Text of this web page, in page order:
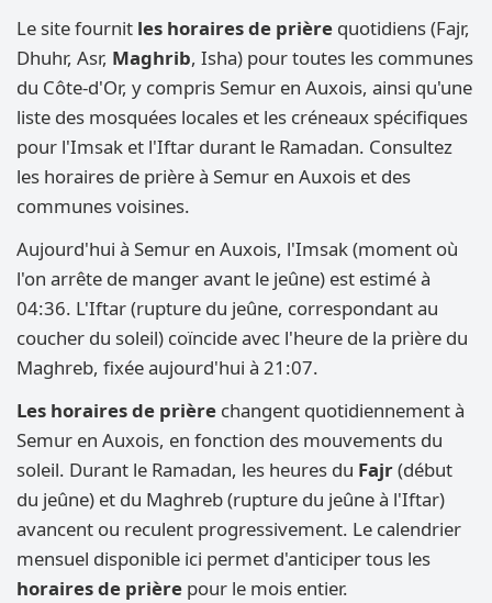
Le site fournit les horaires de prière quotidiens (Fajr,
Dhuhr, Asr, Maghrib, Isha) pour toutes les communes
du Côte-d'Or, y compris Semur en Auxois, ainsi qu'une
liste des mosquées locales et les créneaux spécifiques
pour l'Imsak et l'Iftar durant le Ramadan. Consultez
les horaires de prière à Semur en Auxois et des
communes voisines.
Aujourd'hui à Semur en Auxois, l'Imsak (moment où
l'on arrête de manger avant le jeûne) est estimé à
04:36. L'Iftar (rupture du jeûne, correspondant au
coucher du soleil) coïncide avec l'heure de la prière du
Maghreb, fixée aujourd'hui à 21:07.
Les horaires de prière changent quotidiennement à
Semur en Auxois, en fonction des mouvements du
soleil. Durant le Ramadan, les heures du Fajr(début
du jeûne) et du Maghreb (rupture du jeûne à l'Iftar)
avancent ou reculent progressivement. Le calendrier
mensuel disponible ici permet d'anticiper tous les
horaires de prière pour le mois entier.